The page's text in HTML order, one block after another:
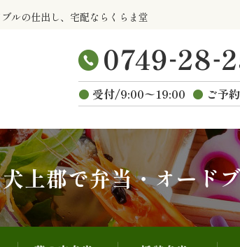
ルの仕出し、宅配ならくらま堂
受付/9:00〜19:00 ご予
上郡で弁当・オード
全商品一覧 幕の内弁当
種類から選ぶ